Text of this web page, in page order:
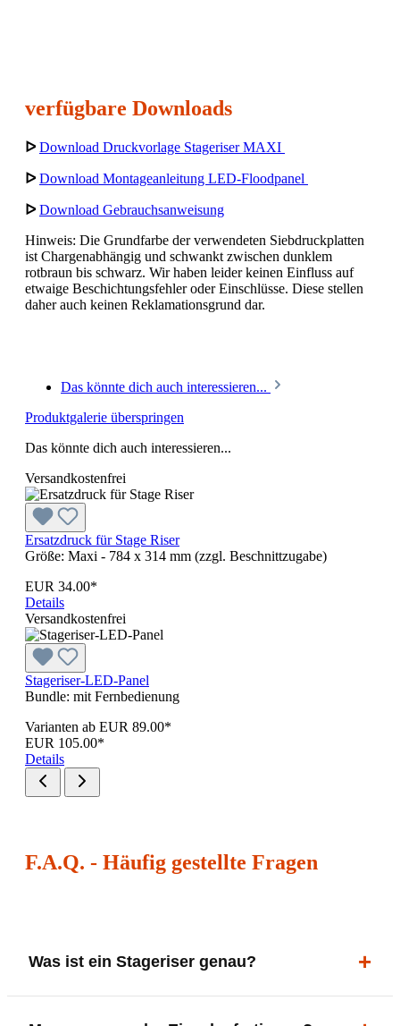
verfügbare Downloads
ᐅ Download Druckvorlage Stageriser MAXI
ᐅ Download Montageanleitung LED-Floodpanel
ᐅ Download Gebrauchsanweisung
Hinweis: Die Grundfarbe der verwendeten Siebdruckplatten
ist Chargenabhängig und schwankt zwischen dunklem
rotbraun bis schwarz. Wir haben leider keinen Einfluss auf
etwaige Beschichtungsfehler oder Einschlüsse. Diese stellen
daher auch keinen Reklamationsgrund dar.
Das könnte dich auch interessieren...
Produktgalerie überspringen
Das könnte dich auch interessieren...
Versandkostenfrei
Ersatzdruck für Stage Riser
Größe: Maxi - 784 x 314 mm (zzgl. Beschnittzugabe)
EUR 34.00*
Details
Versandkostenfrei
Stageriser-LED-Panel
Bundle: mit Fernbedienung
Varianten ab EUR 89.00*
EUR 105.00*
Details
F.A.Q. - Häufig gestellte Fragen
Was ist ein Stageriser genau?